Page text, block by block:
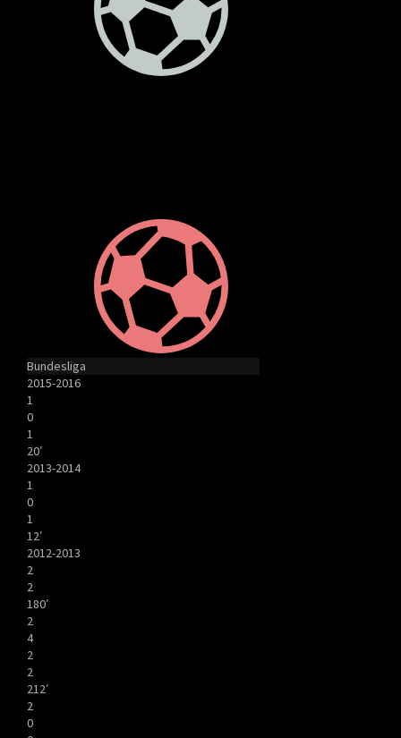
Bundesliga
2015-2016
1
0
1
20′
2013-2014
1
0
1
12′
2012-2013
2
2
180′
2
4
2
2
212′
2
0